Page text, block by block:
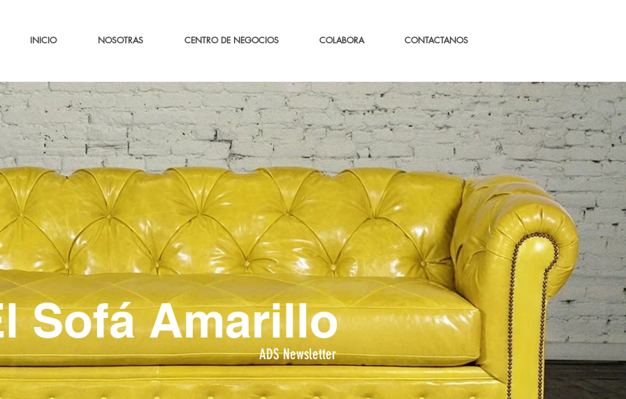
INICIO NOSOTRAS CENTRO DE NEGOCIOS COLABORA CONTACTANOS
Sofá Amarillo
ADS Newsletter